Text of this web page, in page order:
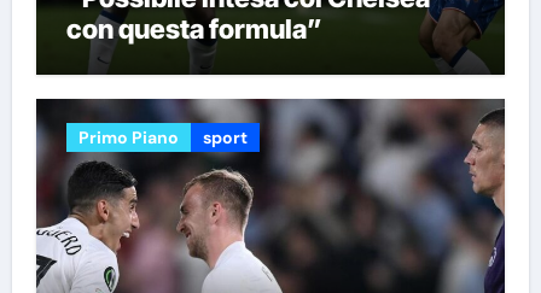
con questa formula”
Primo Piano sport